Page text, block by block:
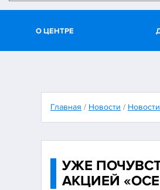
О ЦЕНТРЕ
Главная / Новости /
УЖЕ
АКЦИЕЙ